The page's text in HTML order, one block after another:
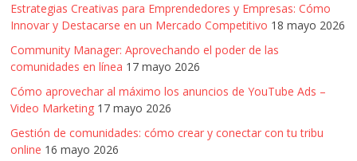
Estrategias Creativas para Emprendedores y Empresas: Cómo
Innovar y Destacarse en un Mercado Competitivo 18 mayo 2026
Community Manager: Aprovechando el poder de las
comunidades en línea 17 mayo 2026
Cómo aprovechar al máximo los anuncios de YouTube Ads –
Video Marketing 17 mayo 2026
Gestión de comunidades: cómo crear y conectar con tu tribu
online 16 mayo 2026